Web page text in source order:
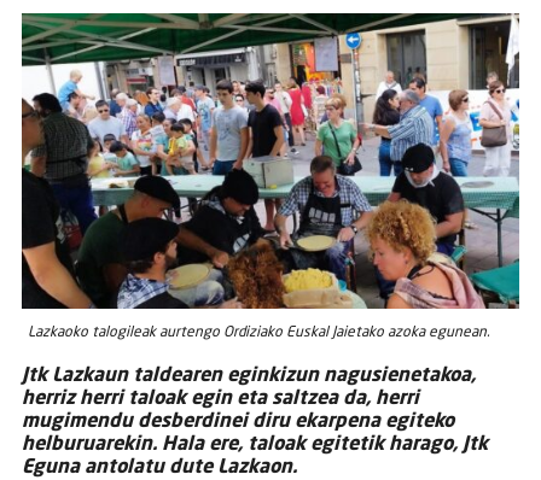
Lazkaoko talogileak aurtengo Ordiziako Euskal Jaietako azoka egunean.
Jtk Lazkaun taldearen eginkizun nagusienetakoa,
herriz herri taloak egin eta saltzea da, herri
mugimendu desberdinei diru ekarpena egiteko
helburuarekin. Hala ere, taloak egitetik harago, Jtk
Eguna antolatu dute Lazkaon.